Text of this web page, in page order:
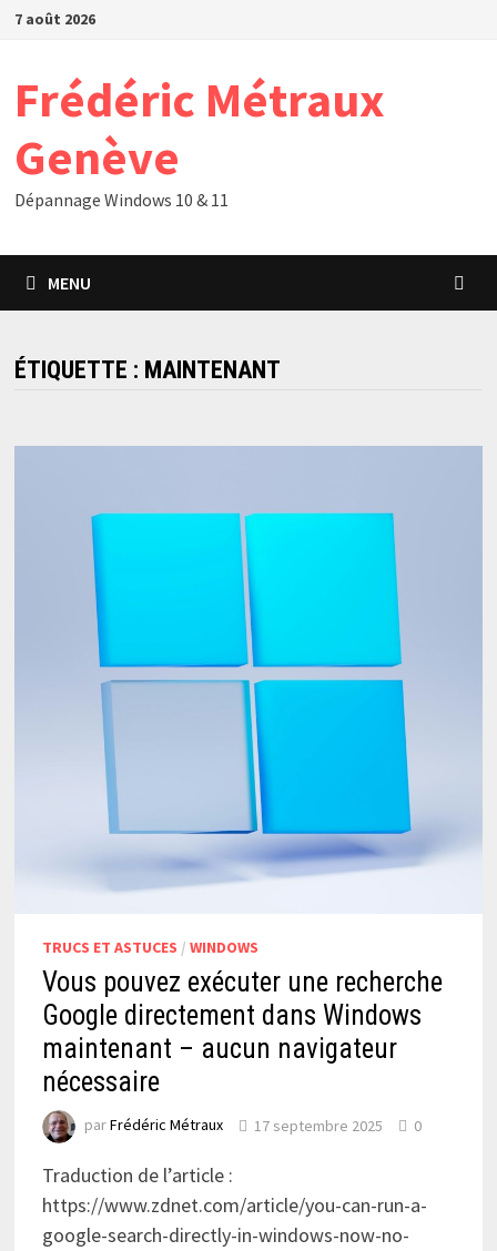
Passer
7 août 2026
Frédéric Métraux
Genève
Dépannage Windows 10 & 11
MENU
ÉTIQUETTE : MAINTENANT
TRUCS ET ASTUCES / WINDOWS
Vous pouvez exécuter une recherche
Google directement dans Windows
maintenant – aucun navigateur
nécessaire
parFrédéric Métraux 17 septembre 2025 0
Traduction de l’article :
https://www.zdnet.com/article/you-can-run-a-
google-search-directly-in-windows-now-no-